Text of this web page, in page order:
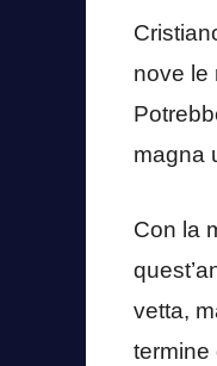
nove le
magna
Con la
vetta,
termine